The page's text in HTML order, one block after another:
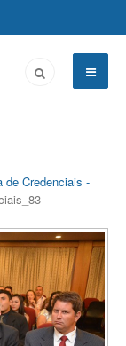
de Credenciais -